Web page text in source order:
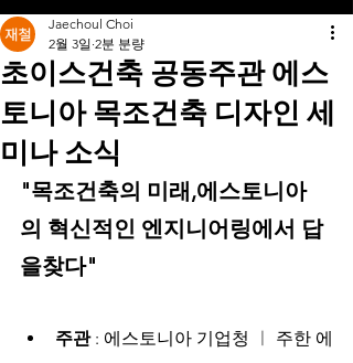
초이스건축 공동주관 에스
토니아 목조건축 디자인 세
미나 소식
Jaechoul Choi
2월 3일 2분 분량
"목조건축의 미래,에스토니아
의 혁신적인 엔지니어링에서 답
을찾다"
주관 : 에스토니아 기업청 ㅣ 주한 에